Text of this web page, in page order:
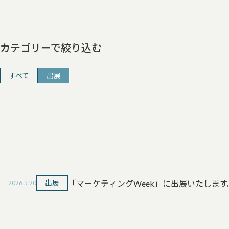
カテゴリーで絞り込む
すべて 出展
2026.5.20 出展 「マーケティングWeek」に出展いたします